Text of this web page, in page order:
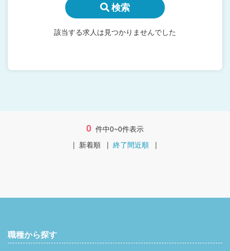
検索
該当する求人は見つかりませんでした
0 件中0~0件表示
| 新着順 | 終了間近順 |
職種から探す